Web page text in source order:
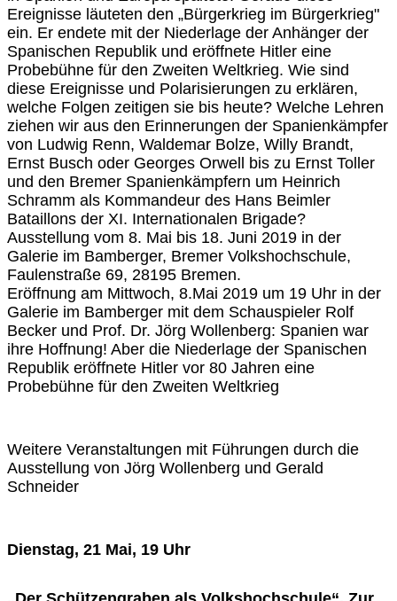
Ereignisse läuteten den „Bürgerkrieg im Bürgerkrieg"
ein. Er endete mit der Niederlage der Anhänger der
Spanischen Republik und eröffnete Hitler eine
Probebühne für den Zweiten Weltkrieg. Wie sind
diese Ereignisse und Polarisierungen zu erklären,
welche Folgen zeitigen sie bis heute? Welche Lehren
ziehen wir aus den Erinnerungen der Spanienkämpfer
von Ludwig Renn, Waldemar Bolze, Willy Brandt,
Ernst Busch oder Georges Orwell bis zu Ernst Toller
und den Bremer Spanienkämpfern um Heinrich
Schramm als Kommandeur des Hans Beimler
Bataillons der XI. Internationalen Brigade?
Ausstellung vom 8. Mai bis 18. Juni 2019 in der
Galerie im Bamberger, Bremer Volkshochschule,
Faulenstraße 69, 28195 Bremen.
Eröffnung am Mittwoch, 8.Mai 2019 um 19 Uhr in der
Galerie im Bamberger mit dem Schauspieler Rolf
Becker und Prof. Dr. Jörg Wollenberg: Spanien war
ihre Hoffnung! Aber die Niederlage der Spanischen
Republik eröffnete Hitler vor 80 Jahren eine
Probebühne für den Zweiten Weltkrieg
Weitere Veranstaltungen mit Führungen durch die
Ausstellung von Jörg Wollenberg und Gerald
Schneider
Dienstag, 21 Mai, 19 Uhr